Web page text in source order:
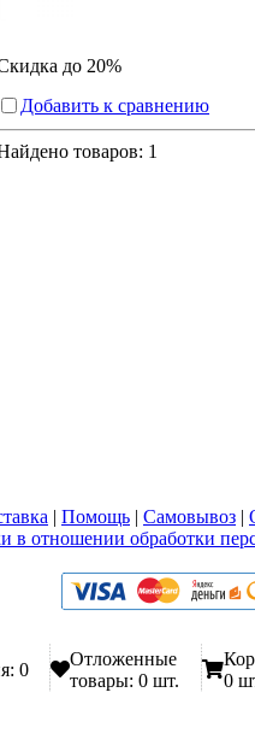
до 20%
Добавить к сравнению
товаров: 1
| Помощь | Самовывоз |
в отношении обработки
0
Отложенные
товары: 0 шт.
0